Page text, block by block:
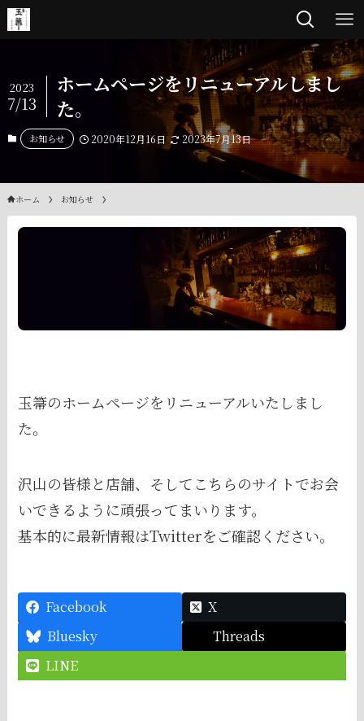
ホームページをリニューアルしまし
た。
2023
7/13
お知らせ 2020年12月16日 2023年7月13日
ホーム お知らせ
玉箒のホームページをリニューアルいたしまし
た。
沢山の皆様と店舗、そしてこちらのサイトでお会
いできるように頑張ってまいります。
基本的に最新情報はTwitterをご確認ください。
Facebook
X
Bluesky
Threads
LINE